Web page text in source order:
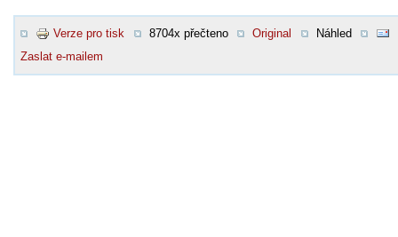
Verze pro tisk 8704x přečteno Original
Náhled
Zaslat e-mailem